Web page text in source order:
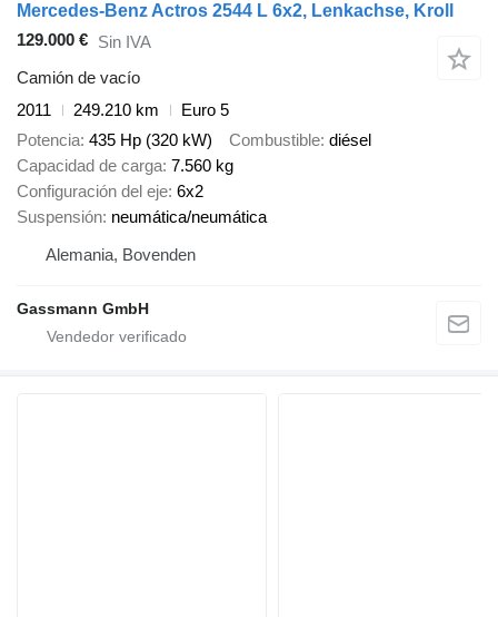
Mercedes-Benz Actros 2544 L 6x2, Lenkachse, Kroll
129.000 € Sin IVA
Camión de vacío
2011
249.210 km
Euro 5
Potencia 435 Hp (320 kW) Combustible diésel
Capacidad de carga 7.560 kg
Configuración del eje 6x2
Suspensión neumática/neumática
Alemania, Bovenden
Gassmann GmbH